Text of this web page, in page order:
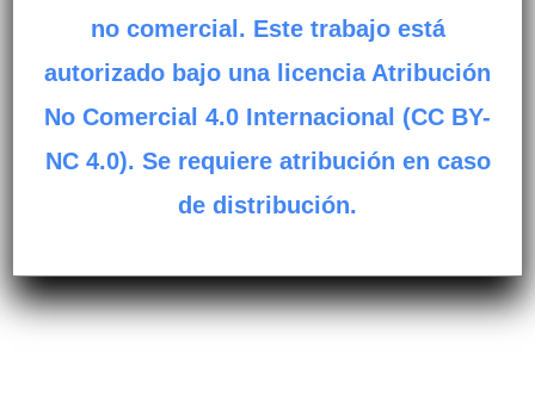
no comercial. Este trabajo está
autorizado bajo una licencia Atribución
No Comercial 4.0 Internacional (CC BY-
NC 4.0). Se requiere atribución en caso
de distribución.